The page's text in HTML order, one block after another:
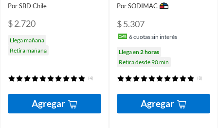
Por SBD Chile
$ 2.720
Llega mañana
Retira mañana
(4)
Agregar
Por SODIMAC
$ 5.307
6cuotas sin interés
Llega en 2 horas
Retira desde 90 min
(8)
Agregar